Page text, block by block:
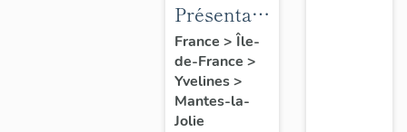
Présentation
de l'étude
France > Île-
de-France >
Yvelines>
Mantes-la-
Jolie